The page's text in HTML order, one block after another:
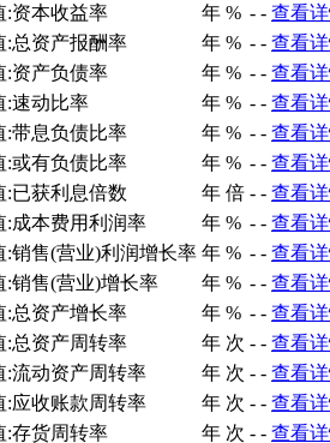
:资本收益率
年 % - - 查看
:总资产报酬率
年 % - - 查看
:资产负债率
年 % - - 查看
:速动比率
年 % - - 查看
:带息负债比率
年 % - - 查看
:或有负债比率
年 % - - 查看
:已获利息倍数
年 倍 - - 查看
:成本费用利润率
年 % - - 查看
:销售(营业)利润增长率 年 % - - 查看
:销售(营业)增长率
年 % - - 查看
:总资产增长率
年 % - - 查看
:总资产周转率
年 次 - - 查看
:流动资产周转率
年 次 - - 查看
:应收账款周转率
年 次 - - 查看
:存货周转率
年 次 - - 查看